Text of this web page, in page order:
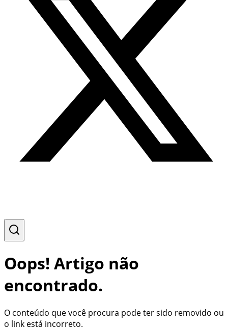
Oops! Artigo não
encontrado.
O conteúdo que você procura pode ter sido removido ou
o link está incorreto.